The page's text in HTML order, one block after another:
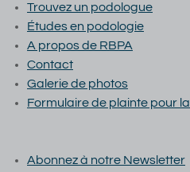
Trouvez un podologue
Études en podologie
A propos de RBPA
Contact
Galerie de photos
Formulaire de plainte pour
Abonnez à notre Newsletter